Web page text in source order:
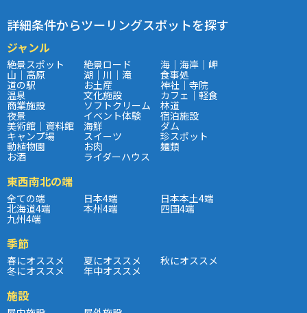
詳細条件からツーリングスポットを探す
ジャンル
絶景スポット 絶景ロード 海｜海岸｜岬
山｜高原 湖｜川｜滝 食事処
道の駅 お土産 神社｜寺院
温泉 文化施設 カフェ｜軽食
商業施設 ソフトクリーム 林道
夜景 イベント体験 宿泊施設
美術館｜資料館 海鮮 ダム
キャンプ場 スイーツ 珍スポット
動植物園 お肉 麺類
お酒 ライダーハウス
東西南北の端
全ての端 日本4端 日本本土4端
北海道4端 本州4端 四国4端
九州4端
季節
春にオススメ 夏にオススメ 秋にオススメ
冬にオススメ 年中オススメ
施設